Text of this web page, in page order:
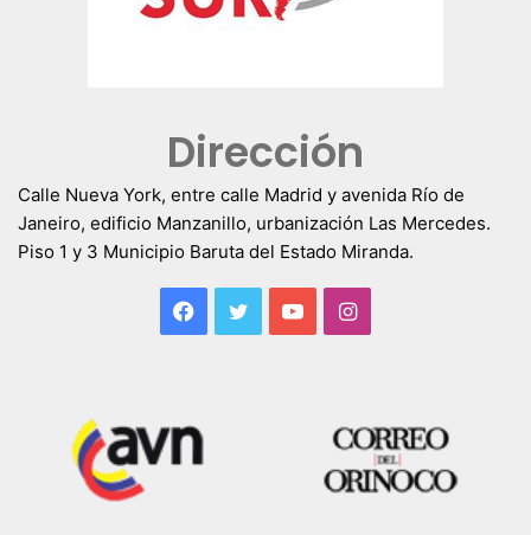
Dirección
Calle Nueva York, entre calle Madrid y avenida Río de
Janeiro, edificio Manzanillo, urbanización Las Mercedes.
Piso 1 y 3 Municipio Baruta del Estado Miranda.
Facebook
TwitterYouTubeInstagram